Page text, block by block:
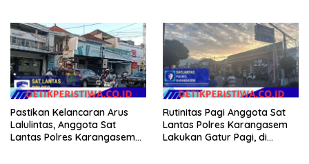
Pastikan Kelancaran Arus
Lalulintas, Anggota Sat
Lantas Polres Karangasem
Rutinitas Pagi Anggota Sat
Lantas Polres Karangasem
Lakukan Gatur Pagi, di